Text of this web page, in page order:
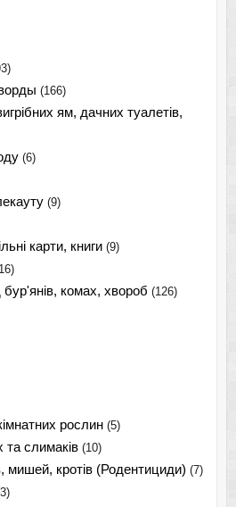
(166)
ям, дачних туалетів,
(6)
(9)
карти, книги (9)
бур'янів, комах, хвороб (126)
рослин (5)
та слимаків (10)
мишей, кротів (Родентициди) (7)